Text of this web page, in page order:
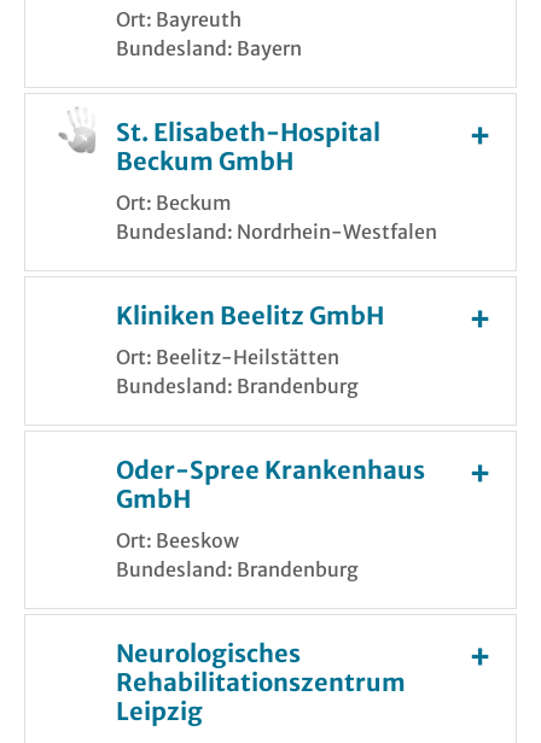
Ort: Bayreuth
Bundesland: Bayern
St. Elisabeth-Hospital
Beckum GmbH
Ort: Beckum
Bundesland: Nordrhein-Westfalen
Kliniken Beelitz GmbH
Ort: Beelitz-Heilstätten
Bundesland: Brandenburg
Oder-Spree Krankenhaus
GmbH
Ort: Beeskow
Bundesland: Brandenburg
Neurologisches
Rehabilitationszentrum
Leipzig